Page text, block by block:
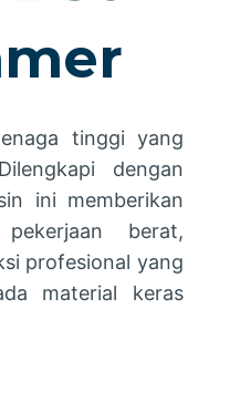
tinggi yang
dengan
ini memberikan
berat,
profesional yang
material keras